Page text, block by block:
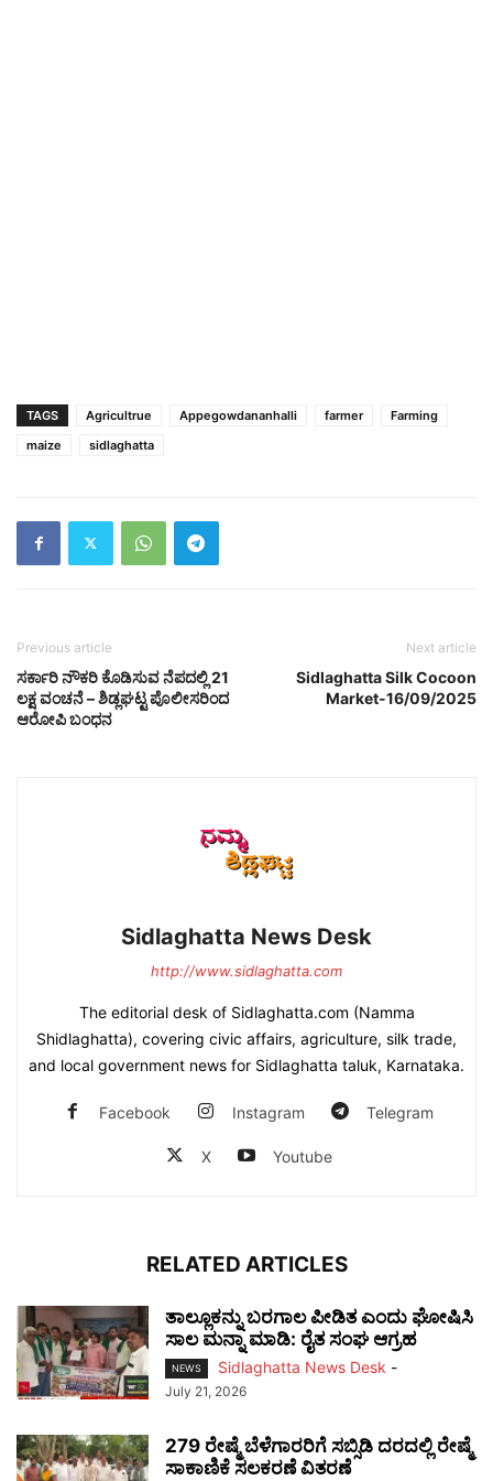
TAGS Agricultrue Appegowdananhalli farmer
Farming
maize
sidlaghatta
Previous article
ಸರ್ಕಾರಿ ನೌಕರಿ ಕೊಡಿಸುವ ನೆಪದಲ್ಲಿ 21
ಲಕ್ಷ ವಂಚನೆ – ಶಿಡ್ಲಘಟ್ಟ ಪೊಲೀಸರಿಂದ
ಆರೋಪಿ ಬಂಧನ
Next article
Sidlaghatta Silk Cocoon
Market-16/09/2025
Sidlaghatta News Desk
http://www.sidlaghatta.com
The editorial desk of Sidlaghatta.com (Namma
Shidlaghatta), covering civic affairs, agriculture, silk trade,
and local government news for Sidlaghatta taluk, Karnataka.
Facebook Instagram Telegram
X Youtube
RELATED ARTICLES
ತಾಲ್ಲೂಕನ್ನು ಬರಗಾಲ ಪೀಡಿತ ಎಂದು ಘೋಷಿಸಿ
ಸಾಲ ಮನ್ನಾ ಮಾಡಿ: ರೈತ ಸಂಘ ಆಗ್ರಹ
NEWS Sidlaghatta News Desk -
July 21, 2026
279 ರೇಷ್ಮೆ ಬೆಳೆಗಾರರಿಗೆ ಸಬ್ಸಿಡಿ ದರದಲ್ಲಿ ರೇಷ್ಮೆ
ಸಾಕಾಣಿಕೆ ಸಲಕರಣೆ ವಿತರಣೆ